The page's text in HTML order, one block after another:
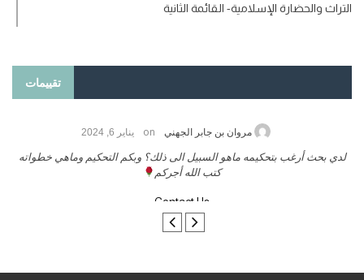
التراث والحضارة الإسلامية- القائمة الثانية
تقييمات
مروان بن جابر الجهني
لدي بحث أرغب بتحكيمه ماهو السبيل الى ذلك؟
بنشر كتابي معكم